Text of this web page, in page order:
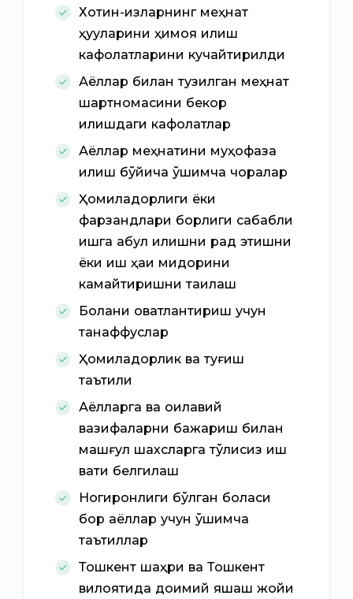
Хотин-қизларнинг меҳнат
ҳуқуқларини ҳимоя қилиш
кафолатларини кучайтирилди
Аёллар билан тузилган меҳнат
шартномасини бекор
қилишдаги кафолатлар
Аёллар меҳнатини муҳофаза
қилиш бўйича қўшимча чоралар
Ҳомиладорлиги ёки
фарзандлари борлиги сабабли
ишга қабул қилишни рад этишни
ёки иш ҳақи миқдорини
камайтиришни тақиқлаш
Болани овқатлантириш учун
танаффуслар
Ҳомиладорлик ва туғиш
таътили
Аёлларга ва оилавий
вазифаларни бажариш билан
машғул шахсларга тўлиқсиз иш
вақти белгилаш
Ногиронлиги бўлган боласи
бор аёллар учун қўшимча
таътиллар
Тошкент шаҳри ва Тошкент
вилоятида доимий яшаш жойи